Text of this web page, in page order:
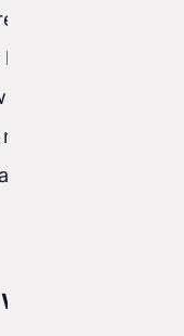
a także
Zwykle jest
składni,
za pomocą
VSCode